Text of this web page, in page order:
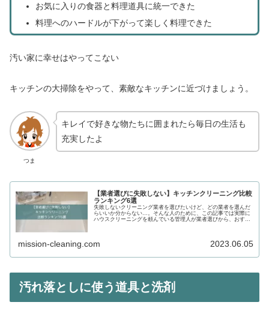
お気に入りの食器と料理道具に統一できた
料理へのハードルが下がって楽しく料理できた
汚い家に幸せはやってこない
キッチンの大掃除をやって、素敵なキッチンに近づけましょう。
つま
キレイで好きな物たちに囲まれたら毎日の生活も
充実したよ
【業者選びに失敗しない】キッチンクリーニング比較
ランキング6選
失敗しないクリーニング業者を選びたいけど、どの業者を選んだ
らいいか分からない…。そんな人のために、この記事では実際に
ハウスクリーニングを頼んでいる管理人が業者選びから、おすす
mission-cleaning.com 2023.06.05
汚れ落としに使う道具と洗剤